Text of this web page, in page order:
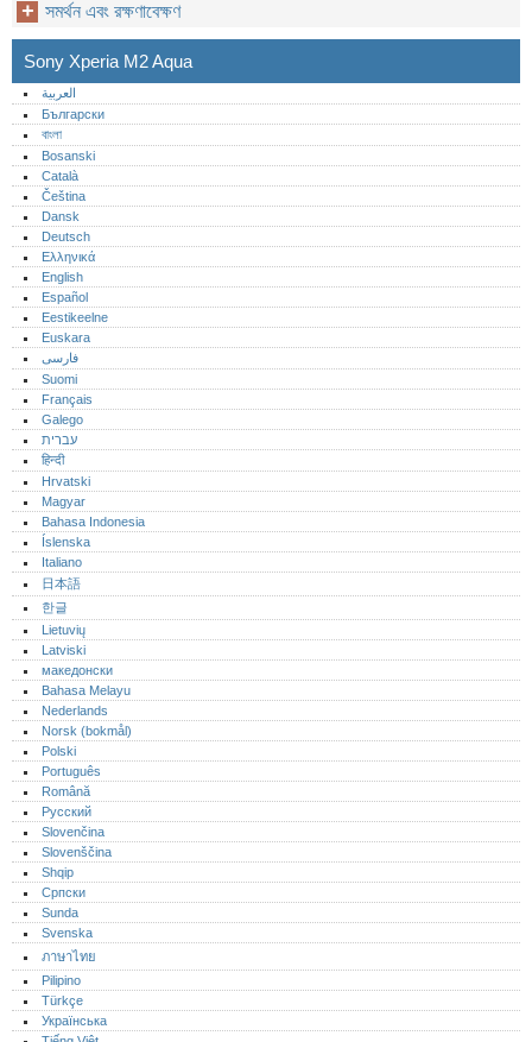
সমর্থন এবং রক্ষণাবেক্ষণ
Sony Xperia M2 Aqua
العربية
Български
বাংলা
Bosanski
Català
Čeština
Dansk
Deutsch
Ελληνικά
English
Español
Eestikeelne
Euskara
فارسی
Suomi
Français
Galego
עברית
हिन्दी
Hrvatski
Magyar
Bahasa Indonesia
Íslenska
Italiano
日本語
한글
Lietuvių
Latviski
македонски
Bahasa Melayu
Nederlands
Norsk (bokmål)‎
Polski
Português‎
Română
Русский
Slovenčina
Slovenščina
Shqip
Српски
Sunda
Svenska
ภาษาไทย
Pilipino
Türkçe
Українська